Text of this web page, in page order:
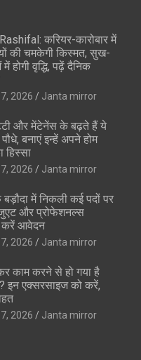
करियर-कारोबार में
की चमकेगी किस्मत, सुख-
होगी वृद्धि, पढ़ें दैनिक
2026 Janta mirror
और मेंटेनेंस के बढ़ते हैं ये
बनाएं इन्‍हें अपने होम
हिस्‍सा
2026 Janta mirror
में निकली कई पदों पर
और प्रोफेशनल्स
आवेदन
2026 Janta mirror
काम करने से हो गया है
इन एक्सरसाइज को करें,
2026 Janta mirror